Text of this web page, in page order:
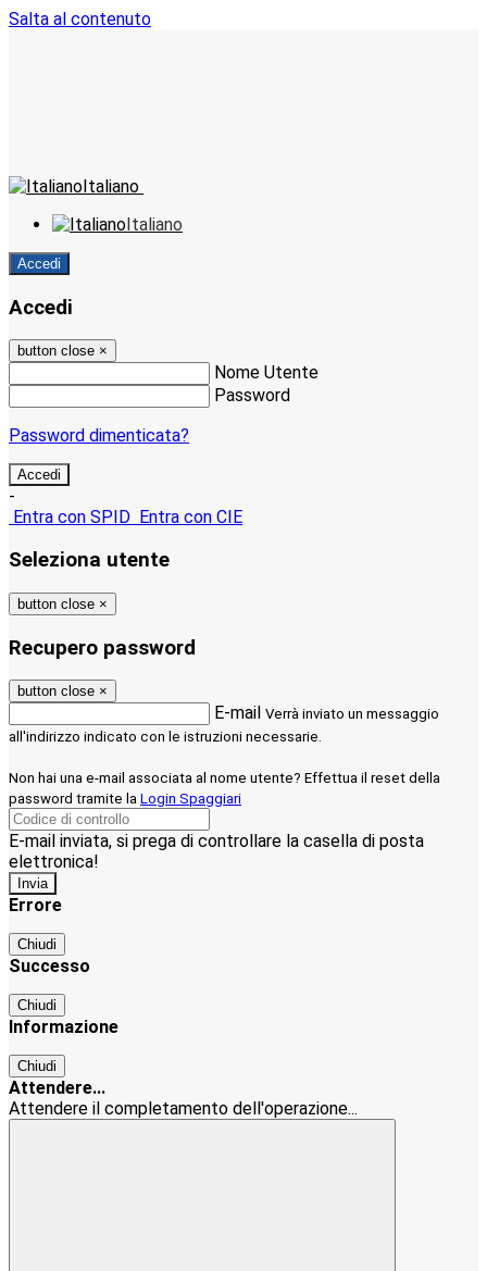
Salta al contenuto
Italiano
Italiano
Accedi
Accedi
button close ×
Nome Utente
Password
Password dimenticata?
-
Entra con SPID Entra con CIE
Seleziona utente
button close ×
Recupero password
button close ×
E-mail Verrà inviato un messaggio
all'indirizzo indicato con le istruzioni necessarie.
Non hai una e-mail associata al nome utente? Effettua il reset della
password tramite la Login Spaggiari
E-mail inviata, si prega di controllare la casella di posta
elettronica!
Errore
Chiudi
Successo
Chiudi
Informazione
Chiudi
Attendere...
Attendere il completamento dell'operazione...